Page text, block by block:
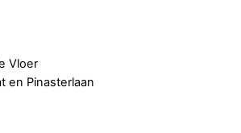
Vloer
en Pinasterlaan